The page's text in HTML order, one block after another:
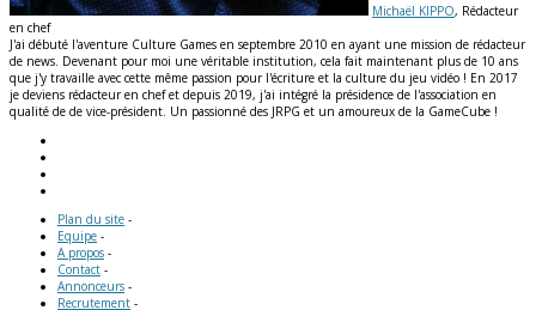
Michaël KIPPO, Rédacteur
en chef
J'ai débuté l'aventure Culture Games en septembre 2010 en ayant une mission de rédacteur
de news. Devenant pour moi une véritable institution, cela fait maintenant plus de 10 ans
que j'y travaille avec cette même passion pour l'écriture et la culture du jeu vidéo ! En 2017
je deviens rédacteur en chef et depuis 2019, j'ai intégré la présidence de l'association en
qualité de de vice-président. Un passionné des JRPG et un amoureux de la GameCube !
Plan du site -
Equipe -
A propos -
Contact -
Annonceurs -
Recrutement -